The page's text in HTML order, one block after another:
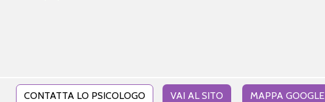
MAPPA GOOGLE
CONTATTA LO PSICOLOGO VAI AL SITO